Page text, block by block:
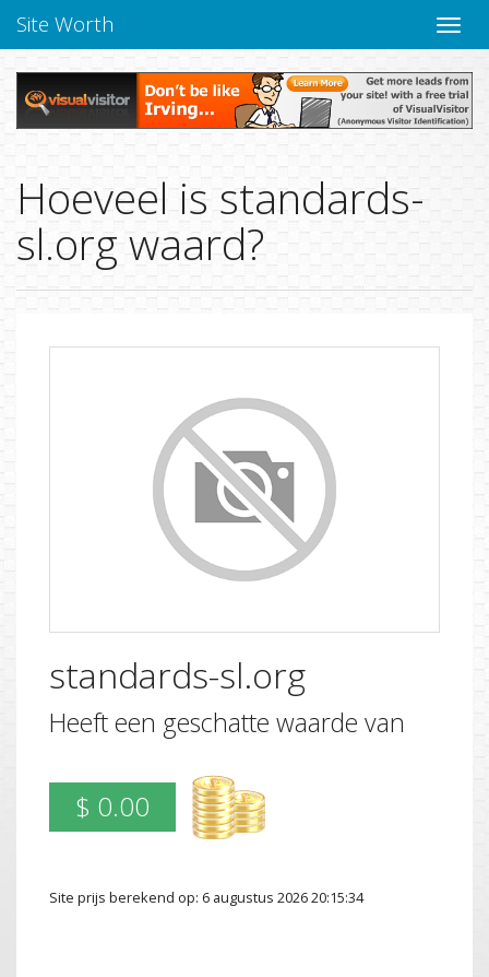
Site Worth
Hoeveel is standards-
sl.org waard?
standards-sl.org
Heeft een geschatte waarde van
$ 0.00
Site prijs berekend op: 6 augustus 2026 20:15:34